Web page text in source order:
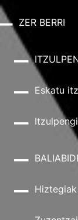
ZER BERRI
Eskatu
Hiztegiak